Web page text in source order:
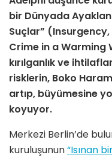
bir Dünyada
Suçlar”
Crime in a Warming
kırılganlık ve
risklerin, Boko
artıp, büyümesine
koyuyor.
Merkezi Berlin’de
kuruluşunun“Isınan